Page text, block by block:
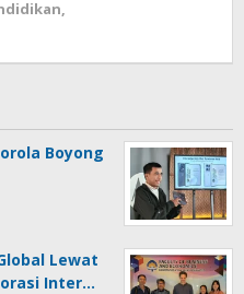
,
Boyong
Lewat
Inter…